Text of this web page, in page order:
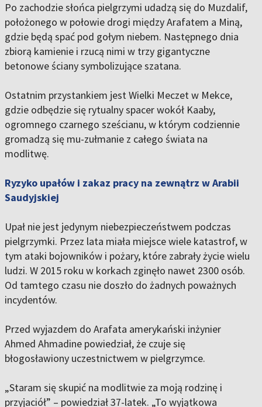
Po zachodzie słońca pielgrzymi udadzą się do Muzdalif,
położonego w połowie drogi między Arafatem a Miną,
gdzie będą spać pod gołym niebem. Następnego dnia
zbiorą kamienie i rzucą nimi w trzy gigantyczne
betonowe ściany symbolizujące szatana.
Ostatnim przystankiem jest Wielki Meczet w Mekce,
gdzie odbędzie się rytualny spacer wokół Kaaby,
ogromnego czarnego sześcianu, w którym codziennie
gromadzą się mu-zułmanie z całego świata na
modlitwę.
Ryzyko upałów i zakaz pracy na zewnątrz w Arabii
Saudyjskiej
Upał nie jest jedynym niebezpieczeństwem podczas
pielgrzymki. Przez lata miała miejsce wiele katastrof, w
tym ataki bojowników i pożary, które zabrały życie wielu
ludzi. W 2015 roku w korkach zginęło nawet 2300 osób.
Od tamtego czasu nie doszło do żadnych poważnych
incydentów.
Przed wyjazdem do Arafata amerykański inżynier
Ahmed Ahmadine powiedział, że czuje się
błogosławiony uczestnictwem w pielgrzymce.
„Staram się skupić na modlitwie za moją rodzinę i
przyjaciół” – powiedział 37-latek. „To wyjątkowa